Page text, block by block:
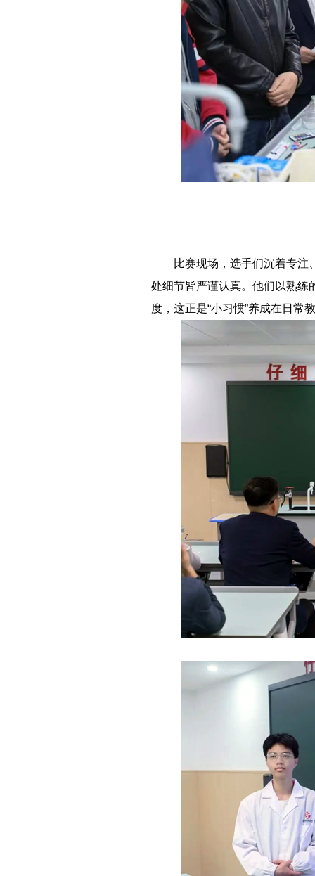
比赛现场，选手们沉着专注
处细节皆严谨认真。他们以熟练
度，这正是“小习惯”养成在日常